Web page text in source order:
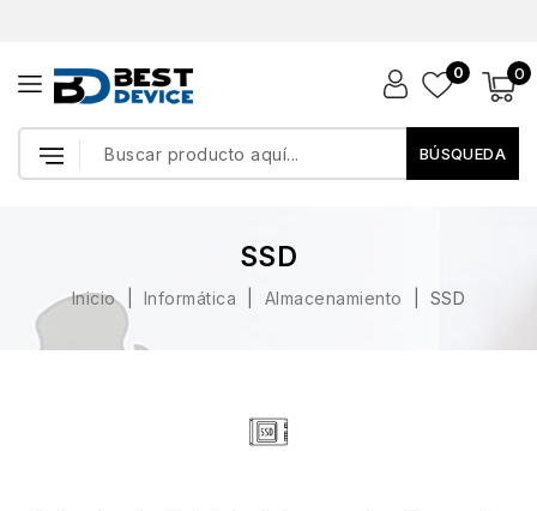
0
0
BÚSQUEDA
SSD
Inicio Informática Almacenamiento SSD